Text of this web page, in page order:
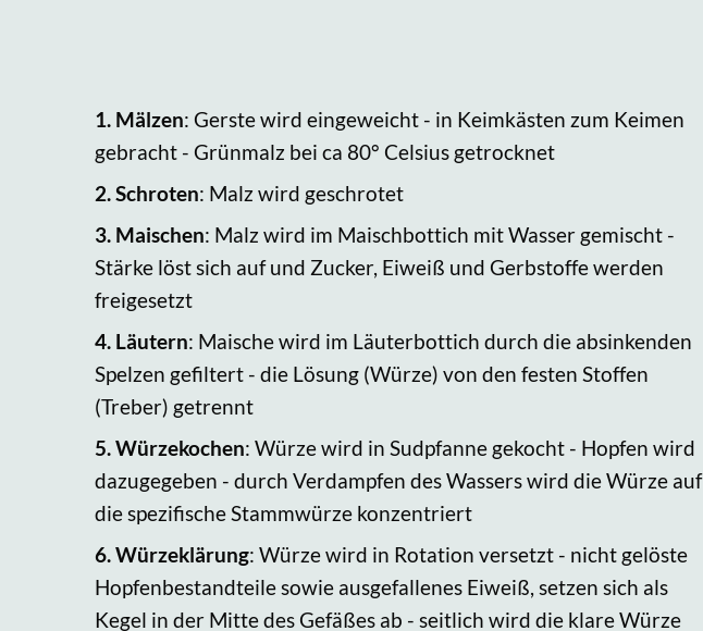
1. Mälzen: Gerste wird eingeweicht - in Keimkästen zum Keimen
gebracht - Grünmalz bei ca 80° Celsius getrocknet
2.Schroten: Malz wird geschrotet
3. Maischen: Malz wird im Maischbottich mit Wasser gemischt -
Stärke löst sich auf und Zucker, Eiweiß und Gerbstoffe werden
freigesetzt
4. Läutern: Maische wird im Läuterbottich durch die absinkenden
Spelzen gefiltert - die Lösung (Würze) von den festen Stoffen
(Treber) getrennt
5.Würzekochen: Würze wird in Sudpfanne gekocht - Hopfen wird
dazugegeben - durch Verdampfen des Wassers wird die Würze auf
die spezifische Stammwürze konzentriert
6.Würzeklärung: Würze wird in Rotation versetzt - nicht gelöste
Hopfenbestandteile sowie ausgefallenes Eiweiß, setzen sich als
Kegel in der Mitte des Gefäßes ab - seitlich wird die klare Würze